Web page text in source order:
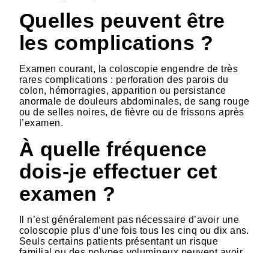
Quelles peuvent être
les complications ?
Examen courant, la coloscopie engendre de très
rares complications : perforation des parois du
colon, hémorragies, apparition ou persistance
anormale de douleurs abdominales, de sang rouge
ou de selles noires, de fièvre ou de frissons après
l’examen.
À quelle fréquence
dois-je effectuer cet
examen ?
Il n’est généralement pas nécessaire d’avoir une
coloscopie plus d’une fois tous les cinq ou dix ans.
Seuls certains patients présentant un risque